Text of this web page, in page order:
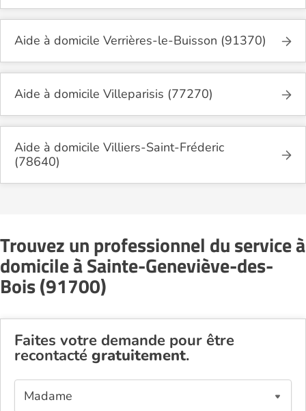
Aide à domicile Verrières-le-Buisson (91370)
Aide à domicile Villeparisis (77270)
Aide à domicile Villiers-Saint-Fréderic
(78640)
Trouvez un professionnel du service à
domicile à Sainte-Geneviève-des-
Bois (91700)
Faites votre demande pour être
recontacté gratuitement.